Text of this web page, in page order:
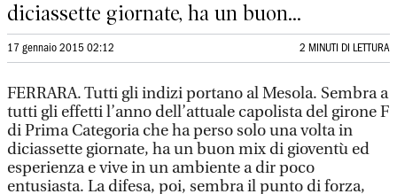
diciassette giornate, ha un buon...
17 gennaio 2015 02:12 2 MINUTI DI LETTURA
FERRARA. Tutti gli indizi portano al Mesola. Sembra a
tutti gli effetti l’anno dell’attuale capolista del girone F
di Prima Categoria che ha perso solo una volta in
diciassette giornate, ha un buon mix di gioventù ed
esperienza e vive in un ambiente a dir poco
entusiasta. La difesa, poi, sembra il punto di forza,